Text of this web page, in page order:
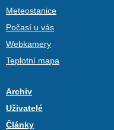
Meteostanice
Počasí u vás
Webkamery
Teplotní mapa
Archiv
Uživatelé
Články